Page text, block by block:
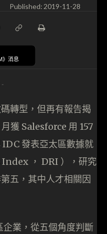
Published:2019-11-28
》消息
-
轉型，但再有報告揭
獲 Salesforce 用 157
發表亞太區數據就
， DRI ），研究
五，其中人才相關因
業，從五個角度判斷